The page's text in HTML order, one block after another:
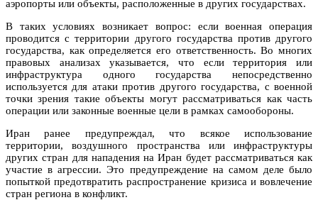
аэропорты или объекты, расположенные в других государствах.
В таких условиях возникает вопрос: если военная операция
проводится с территории другого государства против другого
государства, как определяется его ответственность. Во многих
правовых анализах указывается, что если территория или
инфраструктура одного государства непосредственно
используется для атаки против другого государства, с военной
точки зрения такие объекты могут рассматриваться как часть
операции или законные военные цели в рамках самообороны.
Иран ранее предупреждал, что всякое использование
территории, воздушного пространства или инфраструктуры
других стран для нападения на Иран будет рассматриваться как
участие в агрессии. Это предупреждение на самом деле было
попыткой предотвратить распространение кризиса и вовлечение
стран региона в конфликт.